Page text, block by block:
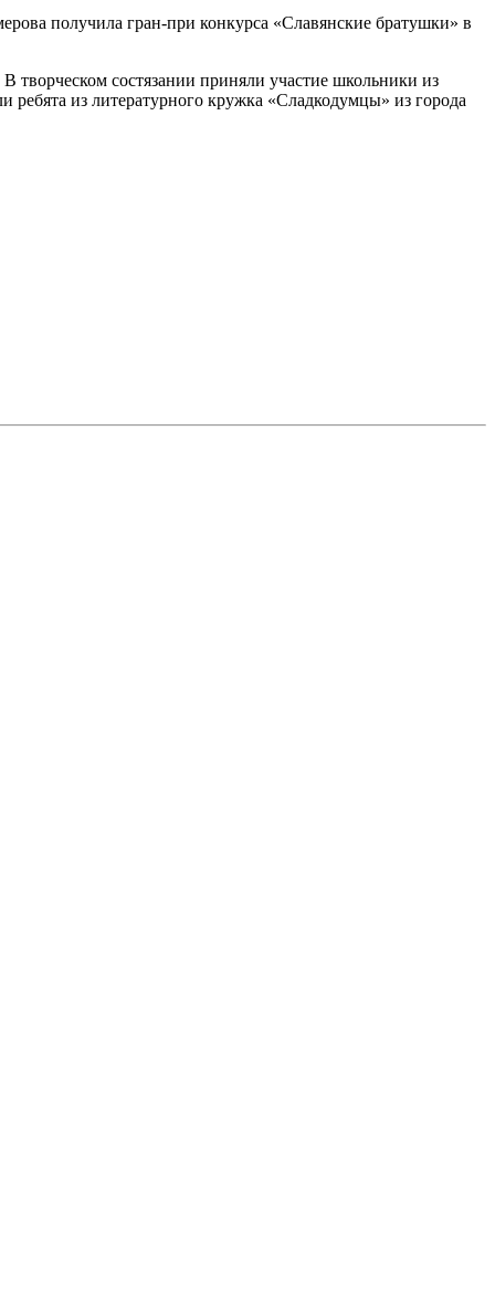
получила гран-при конкурса «Славянские братушки» в
состязании приняли участие школьники из
из литературного кружка «Сладкодумцы» из города